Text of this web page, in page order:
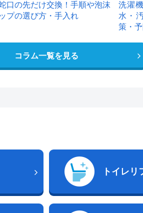
口の先だけ交換！手順や泡沫
プの選び方・手入れ
洗濯
水・
策・
コラム一覧を見る
トイレリ